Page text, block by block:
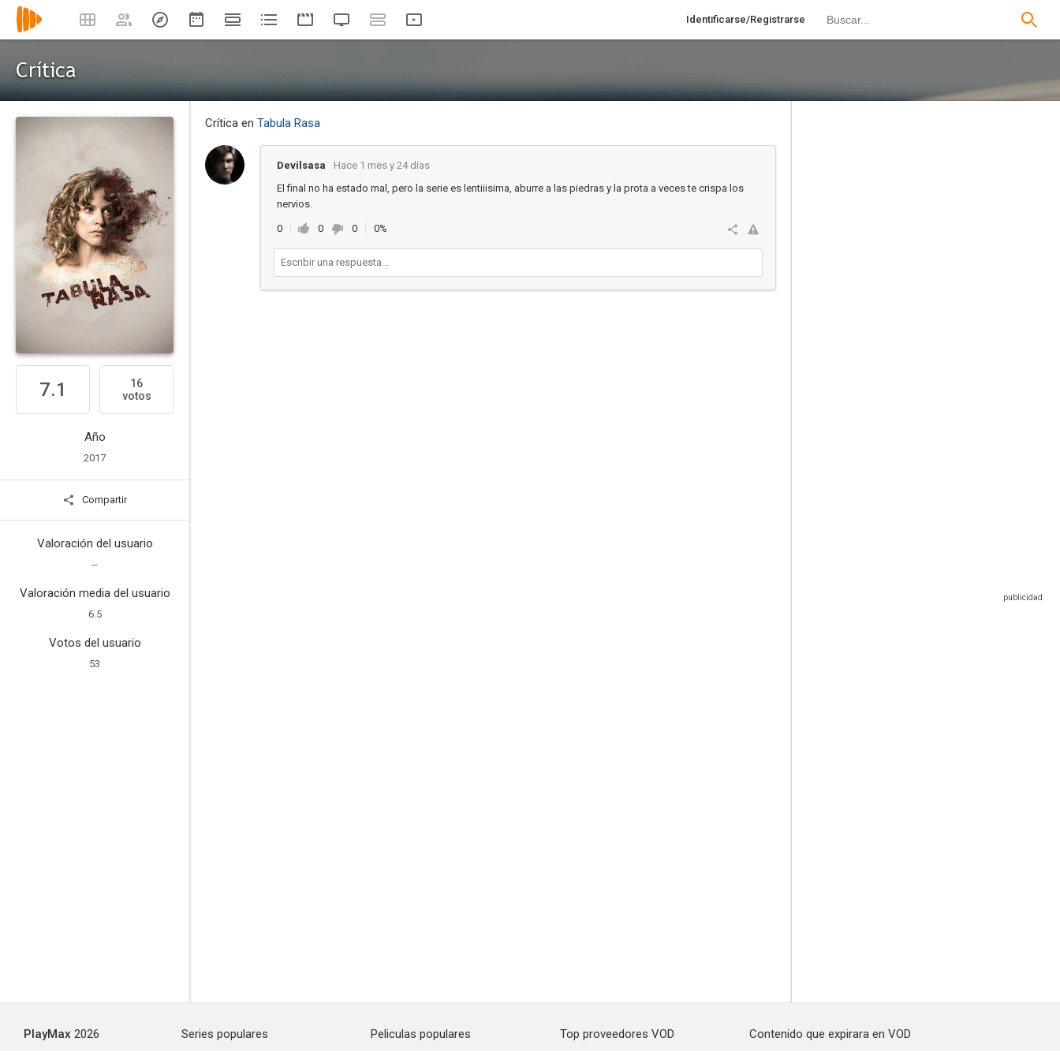
Identificarse/Registrarse
Crítica
7.1
16
votos
Año
2017
Compartir
Valoración del usuario
--
Valoración media del usuario
6.5
Votos del usuario
53
Crítica en Tabula Rasa
Devilsasa
Hace 1 mes y 24 días
El final no ha estado mal, pero la serie es lentiiisima, aburre a las piedras y la prota a veces te crispa los
nervios.
0 0 0 0%
PlayMax 2026
Series populares
Peliculas populares
Top proveedores VOD
Contenido que expirara en VOD